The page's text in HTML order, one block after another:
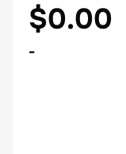
$0.00
-